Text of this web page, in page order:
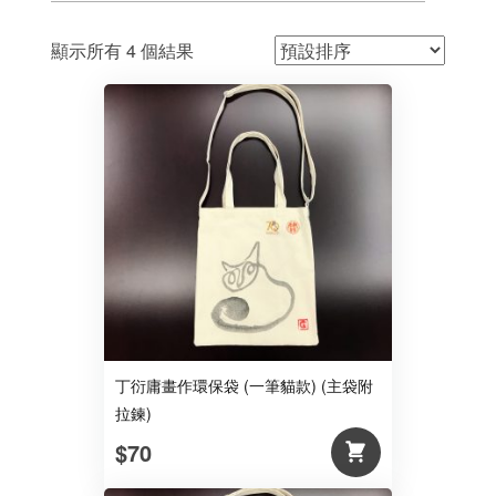
顯示所有 4 個結果
丁衍庸畫作環保袋 (一筆貓款) (主袋附
拉鍊)
$70